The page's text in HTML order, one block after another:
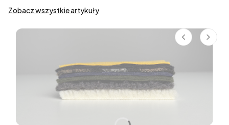
Zobacz wszystkie artykuły